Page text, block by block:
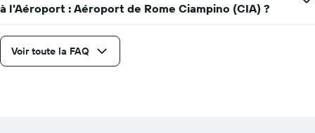
à l'Aéroport : Aéroport de Rome Ciampino (CIA) ?
Voir toute la FAQ